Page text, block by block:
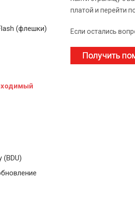
(флешки)
платой и перейти
Если остались
Получить